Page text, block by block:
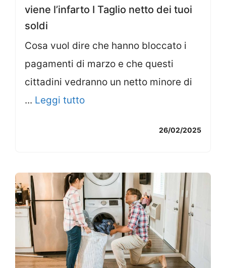
viene l’infarto I Taglio netto dei tuoi
soldi
Cosa vuol dire che hanno bloccato i
pagamenti di marzo e che questi
cittadini vedranno un netto minore di
... Leggi tutto
26/02/2025